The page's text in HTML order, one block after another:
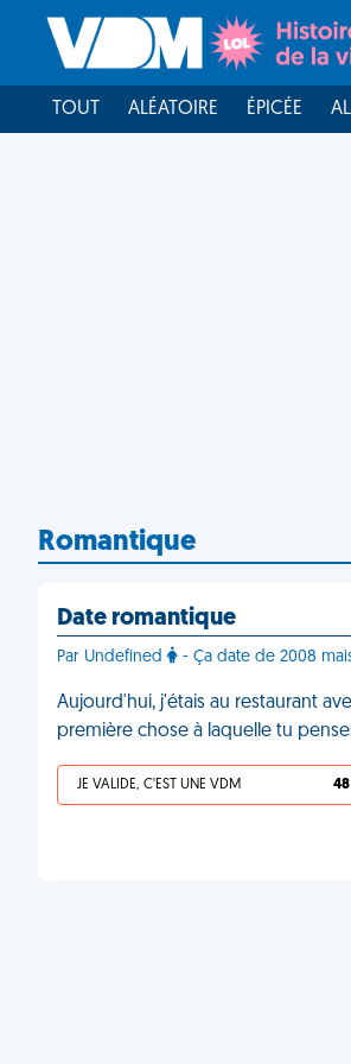
TOUT ALÉATOIRE ÉPICÉE
Romantique
Date romantique
Par Undefined - Ça date de 2008
Aujourd'hui, j'étais au restaurant
première chose à laquelle tu
JE VALIDE, C'EST UNE VDM 48